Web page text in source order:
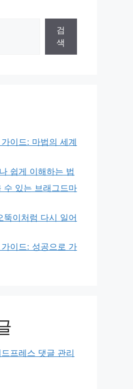
검
색
이드: 마법의 세계
쉽게 이해하는 법
수 있는 브래그드마
뚝이처럼 다시 일어
이드: 성공으로 가
드프레스 댓글 관리